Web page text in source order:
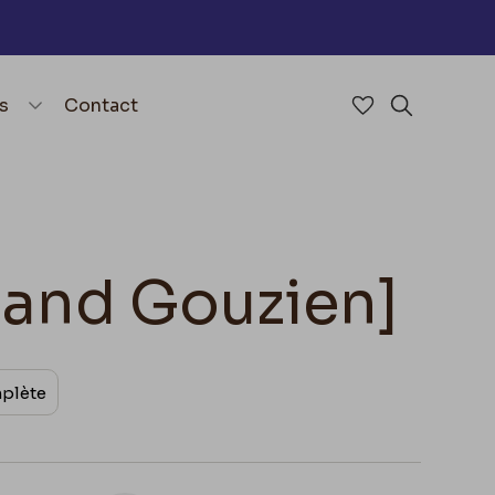
Contact Accéder à
Gouzien]